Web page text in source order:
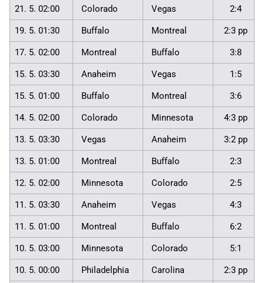
21. 5. 02:00 Colorado Vegas 2:4
19. 5. 01:30 Buffalo Montreal 2:3 pp
17. 5. 02:00 Montreal Buffalo 3:8
15. 5. 03:30 Anaheim Vegas 1:5
15. 5. 01:00 Buffalo Montreal 3:6
14. 5. 02:00 Colorado Minnesota 4:3 pp
13. 5. 03:30 Vegas Anaheim 3:2 pp
13. 5. 01:00 Montreal Buffalo 2:3
12. 5. 02:00 Minnesota Colorado 2:5
11. 5. 03:30 Anaheim Vegas 4:3
11. 5. 01:00 Montreal Buffalo 6:2
10. 5. 03:00 Minnesota Colorado 5:1
10. 5. 00:00 Philadelphia Carolina 2:3 pp